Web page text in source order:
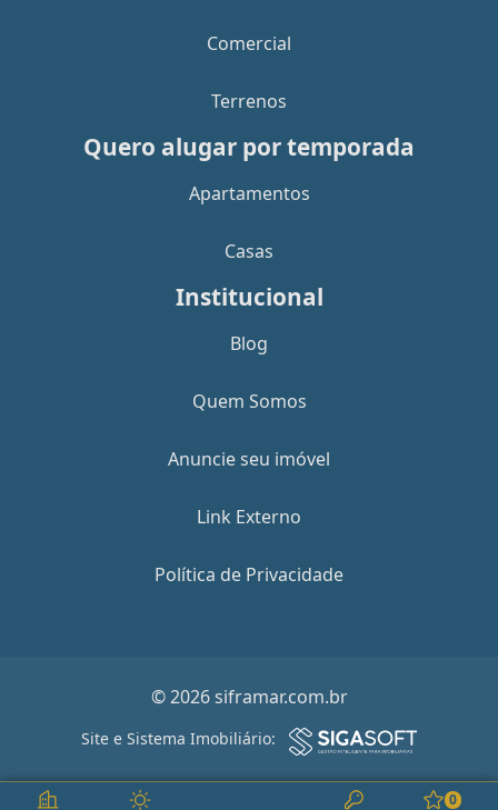
Comercial
Terrenos
Quero alugar por temporada
Apartamentos
Casas
Institucional
Blog
Quem Somos
Anuncie seu imóvel
Link Externo
Política de Privacidade
© 2026 siframar.com.br
Site e Sistema Imobiliário:
0